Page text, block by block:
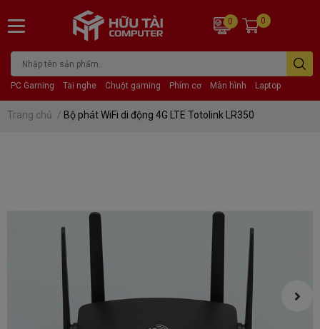
PC Gaming Tai nghe Chuột gaming Phím cơ Màn hình Laptop
0 0
Trang chủ / Bộ phát WiFi di động 4G LTE Totolink LR350